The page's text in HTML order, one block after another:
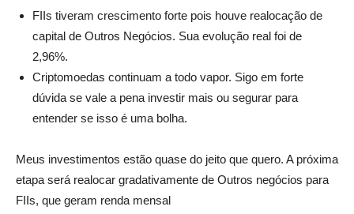
FIIs tiveram crescimento forte pois houve realocação de
capital de Outros Negócios. Sua evolução real foi de
2,96%.
Criptomoedas continuam a todo vapor. Sigo em forte
dúvida se vale a pena investir mais ou segurar para
entender se isso é uma bolha.
Meus investimentos estão quase do jeito que quero. A próxima
etapa será realocar gradativamente de Outros negócios para
FIIs, que geram renda mensal